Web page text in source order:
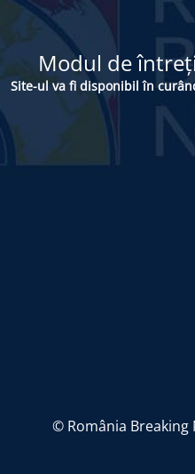
Modul de
Site-ul va fi disponibil în
© România Breaking